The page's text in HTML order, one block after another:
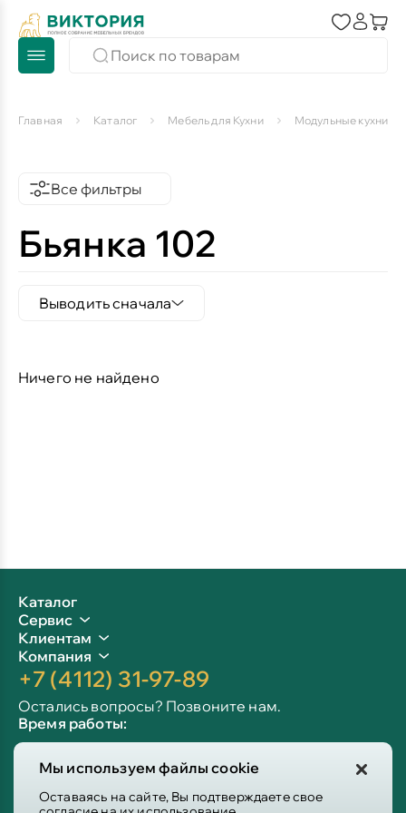
Мы используем файлы cookie
Оставаясь на сайте, Вы подтверждаете свое
Главная Каталог Мебель для Кухни Модульные кухни
Все фильтры
Бьянка 102
Выводить сначала
Ничего не найдено
Каталог
Сервис
Клиентам
Компания
+7 (4112) 31-97-89
Остались вопросы? Позвоните нам.
Время работы:
Сб-вс: 10:00 - 19:00
Info@victoria-mebel.ru